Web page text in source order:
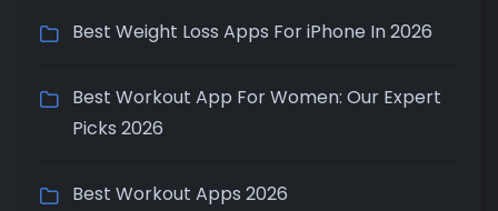
Best Weight Loss Apps For iPhone In 2026
Best Workout App For Women: Our Expert
Picks 2026
Best Workout Apps 2026